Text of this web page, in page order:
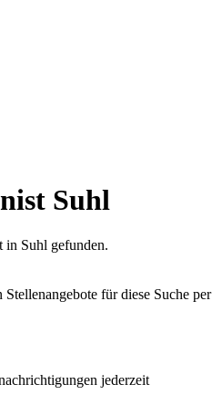
Suhl
in Suhl gefunden.
Stellenangebote für diese Suche per
jederzeit